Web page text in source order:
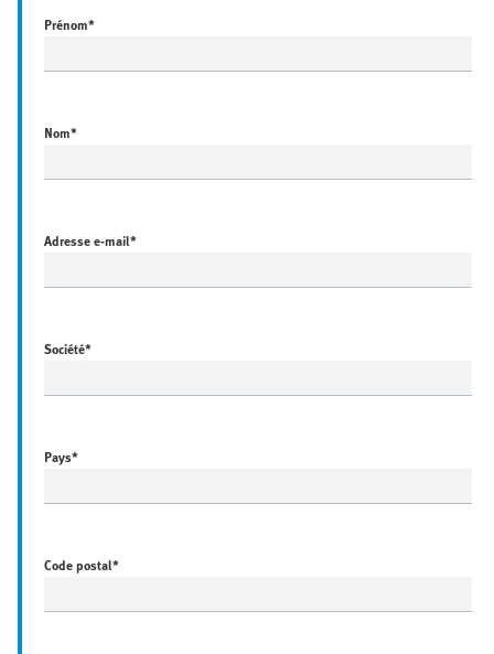
Prénom*
Nom*
Adresse e-mail*
Société*
Pays*
Code postal*